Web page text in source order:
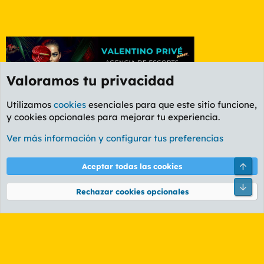
Foro Ocio y Cultura
Cookies
PL OLDSTYLE AMARILLO
Términos y reglas Política de privacidad Ayuda
Community platform by XenForo® © 2010-2026 XenForo Ltd.
Valoramos tu privacidad
Utilizamos cookies esenciales para que este sitio funcione,
y cookies opcionales para mejorar tu experiencia.
Ver más información y configurar tus preferencias
Aceptar todas las cookies
Rechazar cookies opcionales
Pie